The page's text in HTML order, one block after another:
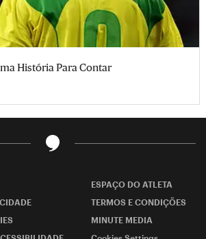
História Para Contar
ESPAÇO DO ATLETA
TERMOS E CONDIÇÕES
MINUTE MEDIA